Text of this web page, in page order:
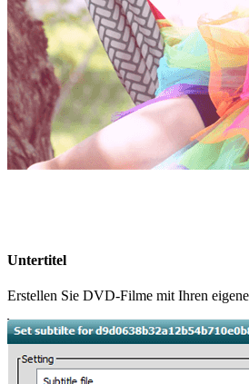
Untertitel
Erstellen Sie DVD-Filme mit Ihren